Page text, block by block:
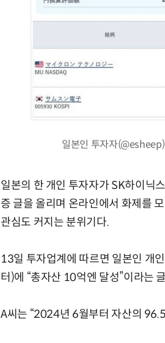
일본인 투자자
일본의 한 개인 투자자가 SK하이닉
증 글을 올리며 온라인에서 화제를
관심도 커지는 분위기다.
13일 투자업계에 따르면 일본인 개
터)에 “총자산 10억엔 달성”이라는
A씨는 “2024년 6월부터 자산의